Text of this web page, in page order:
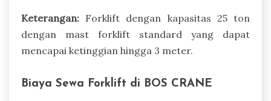
Keterangan: Forklift dengan kapasitas 25 ton
dengan mast forklift standard yang dapat
mencapai ketinggian hingga 3 meter.
Biaya Sewa Forklift di BOS CRANE